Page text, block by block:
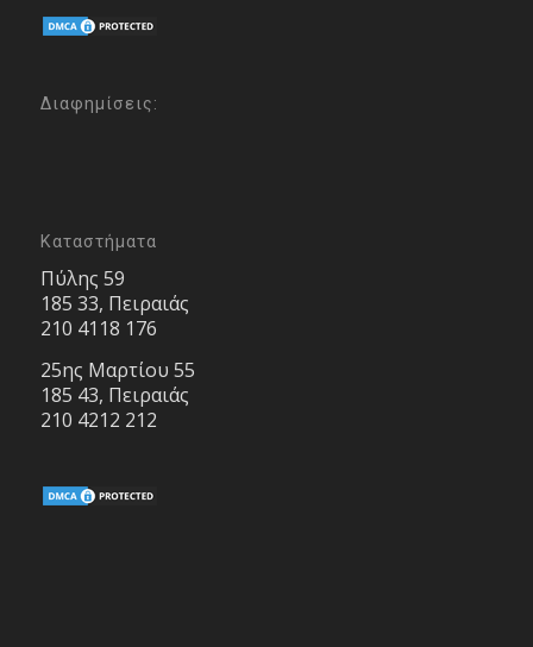
Διαφημίσεις:
Καταστήματα
Πύλης 59
185 33, Πειραιάς
210 4118 176
25ης Μαρτίου 55
185 43, Πειραιάς
210 4212 212